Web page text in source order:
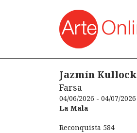
Jazmín Kullock
Farsa
04/06/2026 - 04/07/2026
La Mala
Reconquista 584